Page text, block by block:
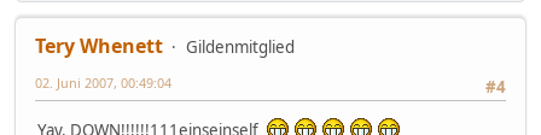
Tery Whenett
Gildenmitglied
#4
02. Juni 2007, 00:49:04
Yay, DOWN!!!!!!111einseinself